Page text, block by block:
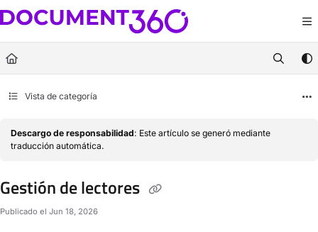
Documentation Index
Fetch the complete documentation index at:https://docs.document360.com/
Use this file to discover all available pages before exploring further.
Vista de categoría
Descargo de responsabilidad: Este artículo se generó mediante
traducción automática.
Gestión de lectores
Publicado el Jun 18, 2026